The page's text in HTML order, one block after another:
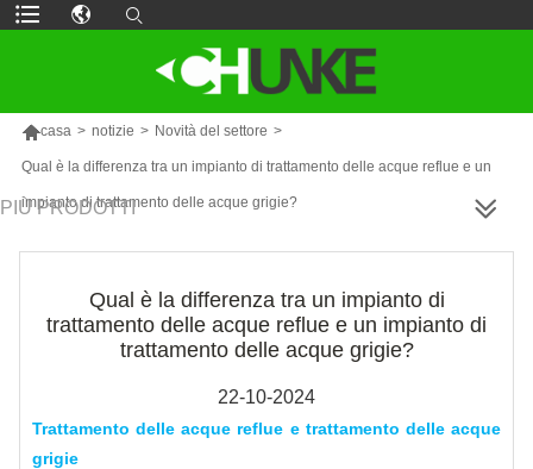
casa > notizie > Novità del settore >
Qual è la differenza tra un impianto di trattamento delle acque reflue e un
impianto di trattamento delle acque grigie?
PIÙ PRODOTTI
Qual è la differenza tra un impianto di
trattamento delle acque reflue e un impianto di
trattamento delle acque grigie?
22-10-2024
Trattamento delle acque reflue e trattamento delle acque
grigie